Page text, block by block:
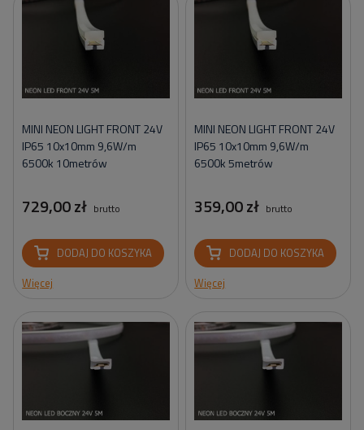
MINI NEON LIGHT FRONT 24V
IP65 10x10mm 9,6W/m
6500k 10metrów
729,00 zł brutto
DODAJ DO KOSZYKA
Więcej
MINI NEON LIGHT FRONT 24V
IP65 10x10mm 9,6W/m
6500k 5metrów
359,00 zł brutto
DODAJ DO KOSZYKA
Więcej